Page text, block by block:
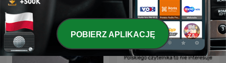
POBIERZ APLIKACJĘ